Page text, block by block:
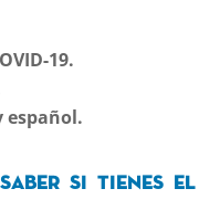
19.
español.
si tienes el